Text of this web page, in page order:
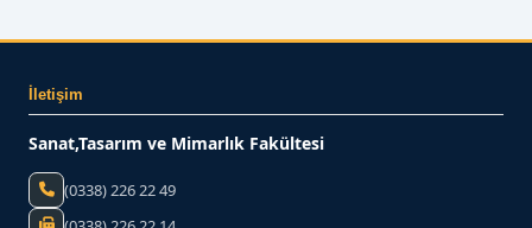
İletişim
Sanat,Tasarım ve Mimarlık Fakültesi
(0338) 226 22 49